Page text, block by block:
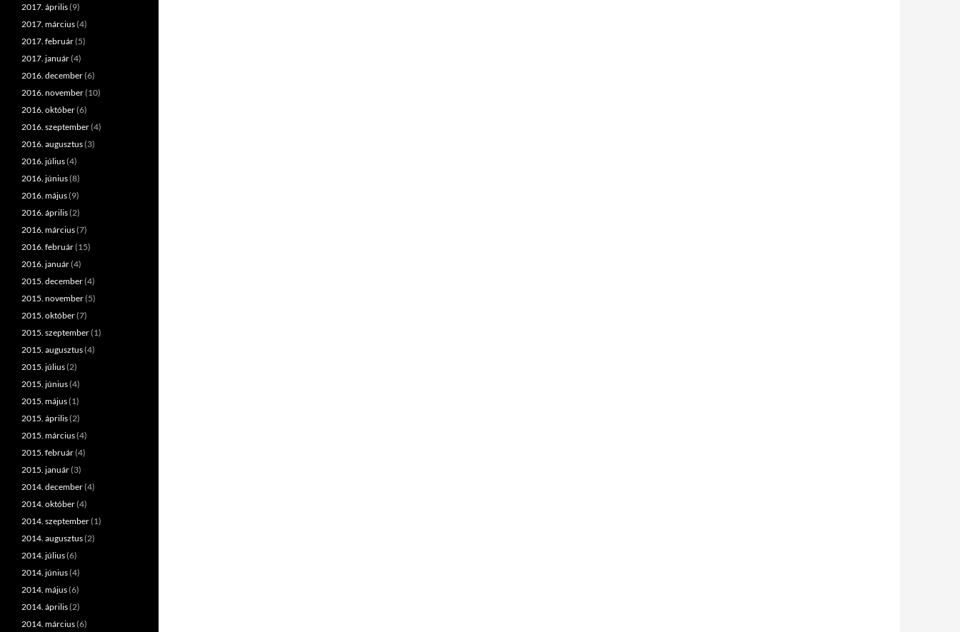
2017. április(9)
2017. március(4)
2017. február(5)
2017. január(4)
2016. december(6)
2016. november(10)
2016. október(6)
2016. szeptember(4)
2016. augusztus(3)
2016. július(4)
2016. június(8)
2016. május(9)
2016. április(2)
2016. március(7)
2016. február(15)
2016. január(4)
2015. december(4)
2015. november(5)
2015. október(7)
2015. szeptember(1)
2015. augusztus(4)
2015. július(2)
2015. június(4)
2015. május(1)
2015. április(2)
2015. március(4)
2015. február(4)
2015. január(3)
2014. december(4)
2014. október(4)
2014. szeptember(1)
2014. augusztus(2)
2014. július(6)
2014. június(4)
2014. május(6)
2014. április(2)
2014. március(6)